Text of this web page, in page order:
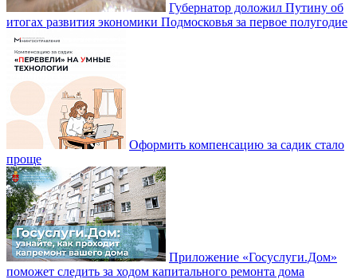
Губернатор доложил Путину об
итогах развития экономики Подмосковья за первое полугодие
Оформить компенсацию за садик стало
проще
Приложение «Госуслуги.Дом»
поможет следить за ходом капитального ремонта дома